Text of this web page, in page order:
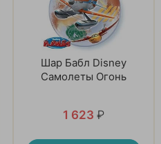
Шар Бабл Disney
Самолеты Огонь
1 623 ₽